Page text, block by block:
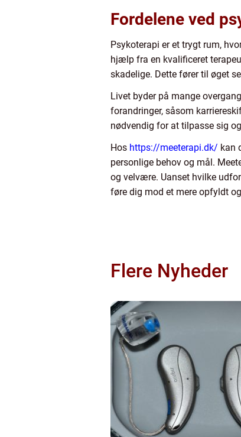
Fordelene ved
Psykoterapi er et trygt rum,
hjælp fra en kvalificeret
skadelige. Dette fører til øget
Livet byder på mange
forandringer, såsom
nødvendig for at tilpasse sig
Hos https://meeterapi.dk/ kan
personlige behov og mål.
og velvære. Uanset hvilke
føre dig mod et mere opfyldt
Flere Nyheder